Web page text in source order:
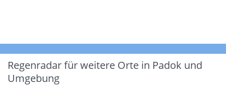
Regenradar für weitere Orte in Padok und
Umgebung